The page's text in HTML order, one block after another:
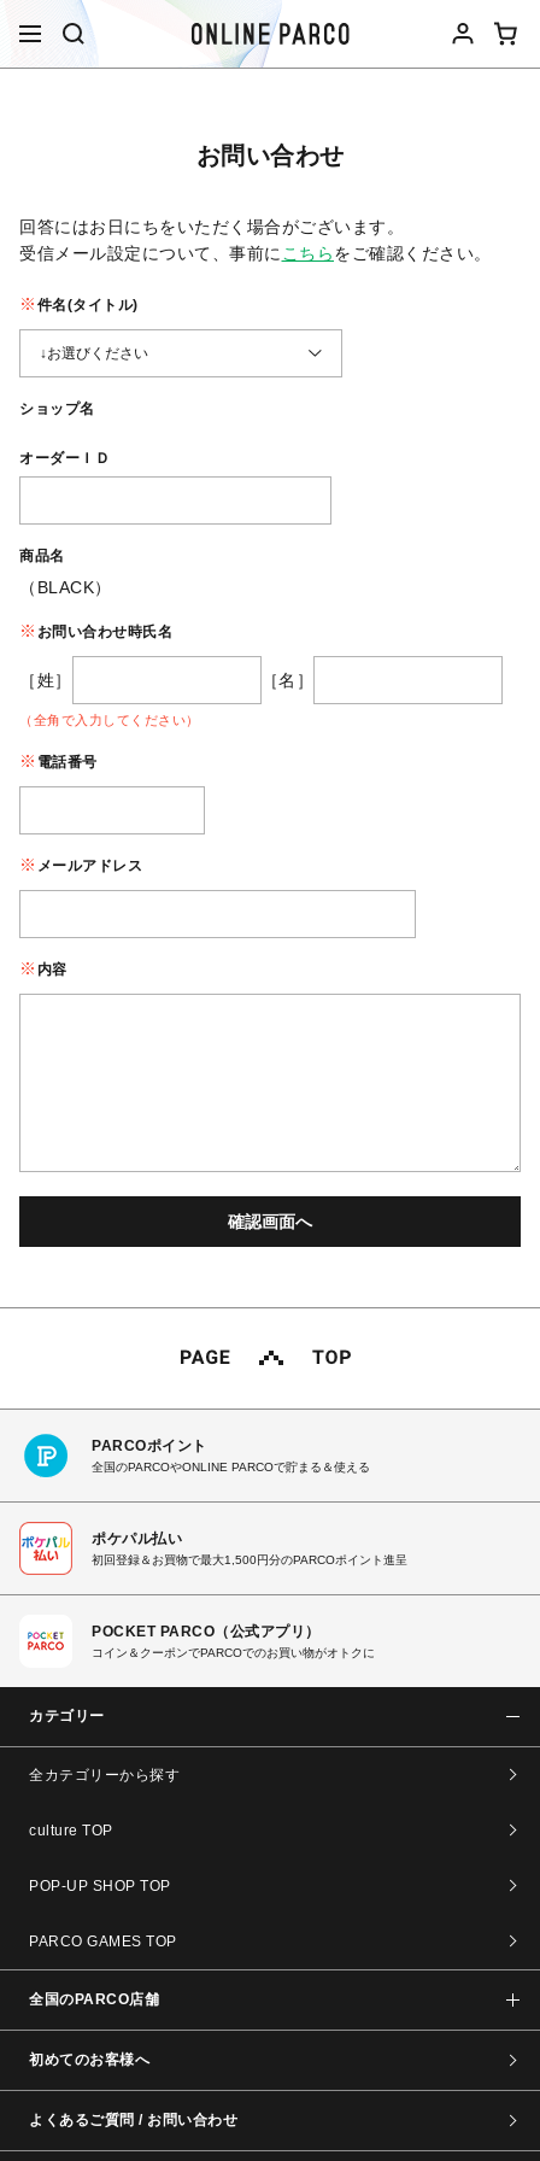
お問い合わせ
回答にはお日にちをいただく場合がございます。
受信メール設定について、事前に こちらをご確認ください。​
件名(タイトル)
ショップ名
オーダーＩＤ
商品名
（BLACK）
お問い合わせ時氏名
［姓］ ［名］
（全角で入力してください）
電話番号
メールアドレス
内容
PARCOポイント
全国のPARCOやONLINE PARCOで貯まる＆使える
ポケパル払い
初回登録＆お買物で最大1,500円分のPARCOポイント進呈
POCKET PARCO（公式アプリ）
コイン＆クーポンでPARCOでのお買い物がオトクに
カテゴリー
全カテゴリーから探す
culture TOP
POP-UP SHOP TOP
PARCO GAMES TOP
全国のPARCO店舗
初めてのお客様へ
よくあるご質問 / お問い合わせ